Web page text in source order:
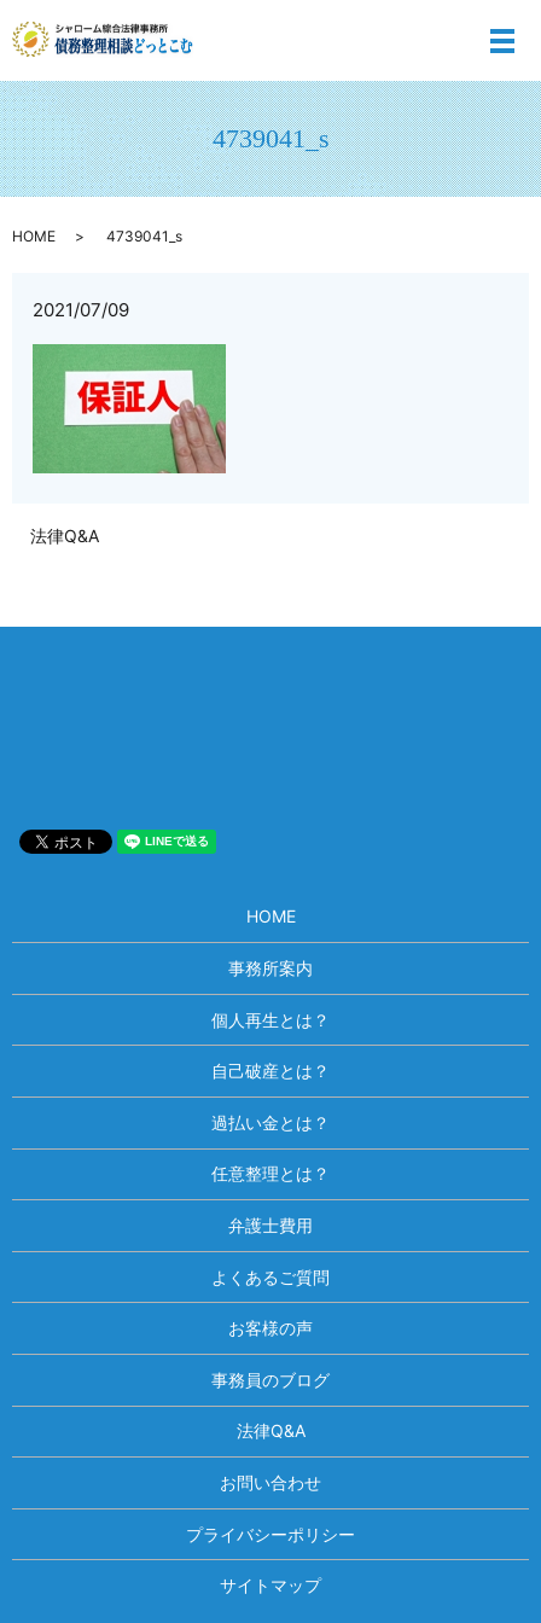
メ
4739041_s
HOME 4739041_s
2021/07/09
法律Q&A
HOME
事務所案内
個人再生とは？
自己破産とは？
過払い金とは？
任意整理とは？
弁護士費用
よくあるご質問
お客様の声
事務員のブログ
法律Q&A
お問い合わせ
プライバシーポリシー
サイトマップ